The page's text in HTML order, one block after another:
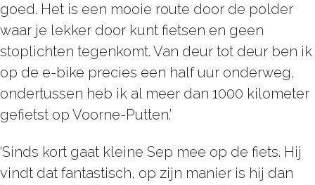
goed. Het is een mooie route door de polder
waar je lekker door kunt fietsen en geen
stoplichten tegenkomt. Van deur tot deur ben ik
op de e-bike precies een half uur onderweg,
ondertussen heb ik al meer dan 1000 kilometer
gefietst op Voorne-Putten.’
‘Sinds kort gaat kleine Sep mee op de fiets. Hij
vindt dat fantastisch, op zijn manier is hij dan